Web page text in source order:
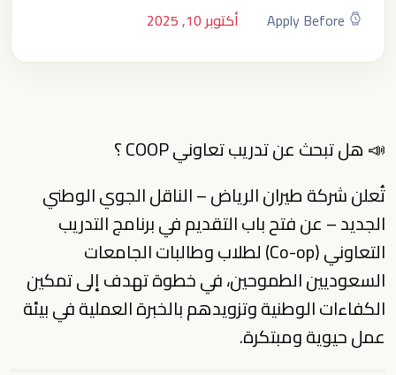
Apply Before
أكتوبر 10, 2025
📣 هل تبحث عن تدريب تعاوني COOP ؟
تُعلن شركة طيران الرياض – الناقل الجوي الوطني
الجديد – عن فتح باب التقديم في برنامج التدريب
التعاوني (Co-op) لطلاب وطالبات الجامعات
السعوديين الطموحين، في خطوة تهدف إلى تمكين
الكفاءات الوطنية وتزويدهم بالخبرة العملية في بيئة
عمل حيوية ومبتكرة.